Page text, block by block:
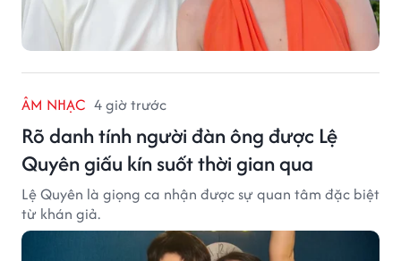
ÂM NHẠC 4 giờ trước
Rõ danh tính người đàn ông được Lệ
Quyên giấu kín suốt thời gian qua
Lệ Quyên là giọng ca nhận được sự quan tâm đặc biệt
từ khán giả.